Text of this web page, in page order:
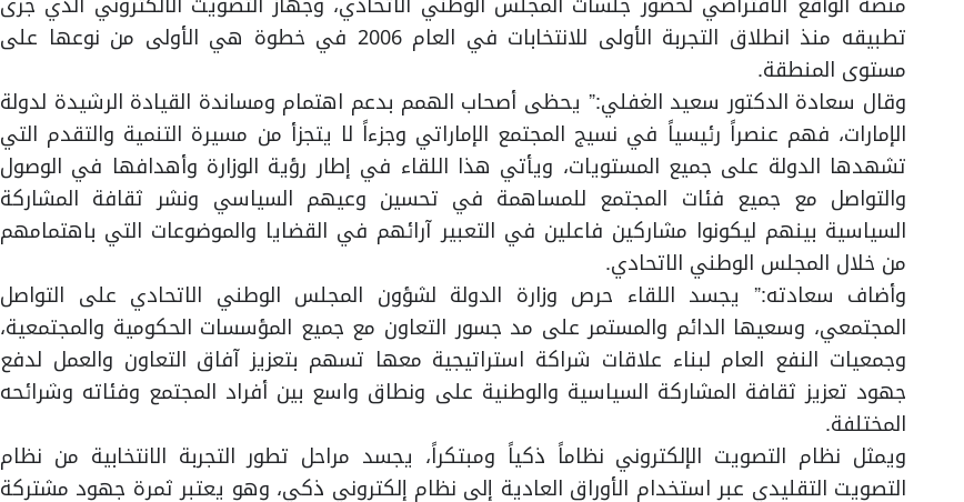
تطبيقه منذ انطلاق التجربة الأولى للانتخابات في العام 2006 في خطوة هي الأولى من نوعها على
مستوى المنطقة.
وقال سعادة الدكتور سعيد الغفلي:” يحظى أصحاب الهمم بدعم اهتمام ومساندة القيادة الرشيدة لدولة
الإمارات، فهم عنصراً رئيسياً في نسيج المجتمع الإماراتي وجزءاً لا يتجزأ من مسيرة التنمية والتقدم التي
تشهدها الدولة على جميع المستويات، ويأتي هذا اللقاء في إطار رؤية الوزارة وأهدافها في الوصول
والتواصل مع جميع فئات المجتمع للمساهمة في تحسين وعيهم السياسي ونشر ثقافة المشاركة
السياسية بينهم ليكونوا مشاركين فاعلين في التعبير آرائهم في القضايا والموضوعات التي باهتمامهم
من خلال المجلس الوطني الاتحادي.
وأضاف سعادته:” يجسد اللقاء حرص وزارة الدولة لشؤون المجلس الوطني الاتحادي على التواصل
المجتمعي، وسعيها الدائم والمستمر على مد جسور التعاون مع جميع المؤسسات الحكومية والمجتمعية،
وجمعيات النفع العام لبناء علاقات شراكة استراتيجية معها تسهم بتعزيز آفاق التعاون والعمل لدفع
جهود تعزيز ثقافة المشاركة السياسية والوطنية على ونطاق واسع بين أفراد المجتمع وفئاته وشرائحه
المختلفة.
ويمثل نظام التصويت الإلكتروني نظاماً ذكياً ومبتكراً، يجسد مراحل تطور التجربة الانتخابية من نظام
التصويت التقليدي عبر استخدام الأوراق العادية إلى نظام إلكتروني ذكي، وهو يعتبر ثمرة جهود مشتركة